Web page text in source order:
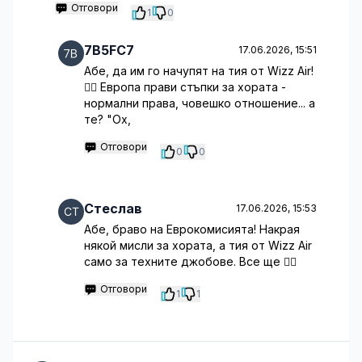
Отговори 1 0
7B5FC7 17.06.2026, 15:51
Абе, да им го начупят на тия от Wizz Air!
🤦‍♀️ Европа прави стъпки за хората -
нормални права, човешко отношение... а
те? "Ох,
Отговори 0 0
Стеслав 17.06.2026, 15:53
Абе, браво на Еврокомисията! Накрая
някой мисли за хората, а тия от Wizz Air
само за техните джобове. Все ще 🤷‍♂️
Отговори 1 1